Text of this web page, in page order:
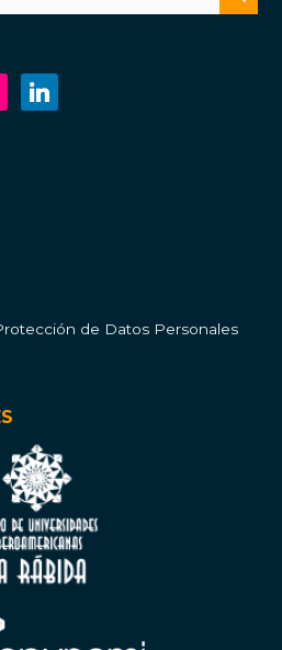
flickr
de Datos Personales